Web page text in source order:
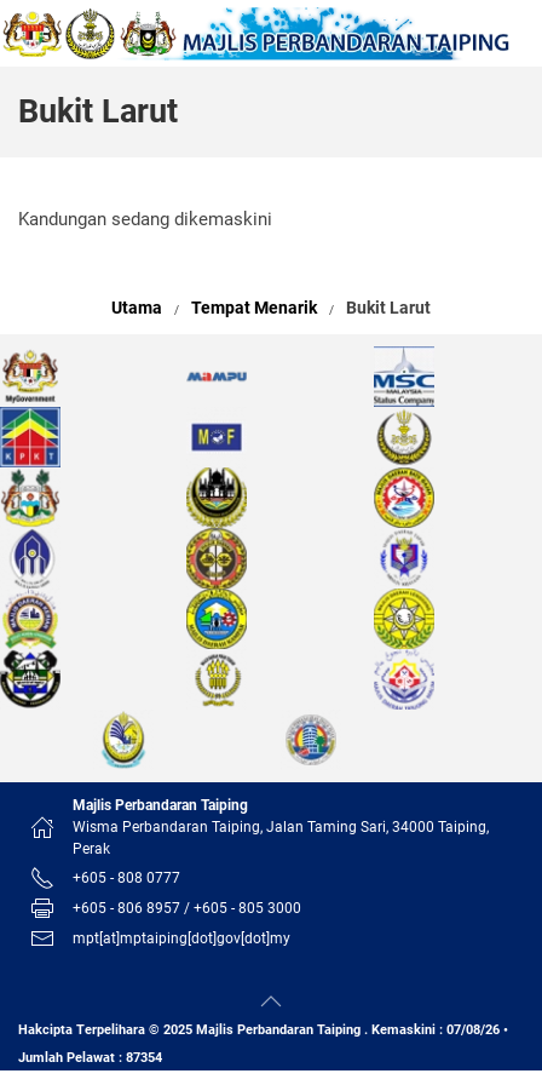
Bukit Larut
Kandungan sedang dikemaskini
Utama Tempat Menarik Bukit Larut
Majlis Perbandaran Taiping
Wisma Perbandaran Taiping, Jalan Taming Sari, 34000 Taiping,
Perak
+605 - 808 0777
+605 - 806 8957 / +605 - 805 3000
mpt[at]mptaiping[dot]gov[dot]my
Hakcipta Terpelihara © 2025 Majlis Perbandaran Taiping . Kemaskini : 07/08/26 •
Jumlah Pelawat : 87354